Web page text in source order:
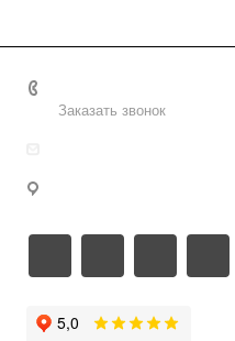
Заказать звонок